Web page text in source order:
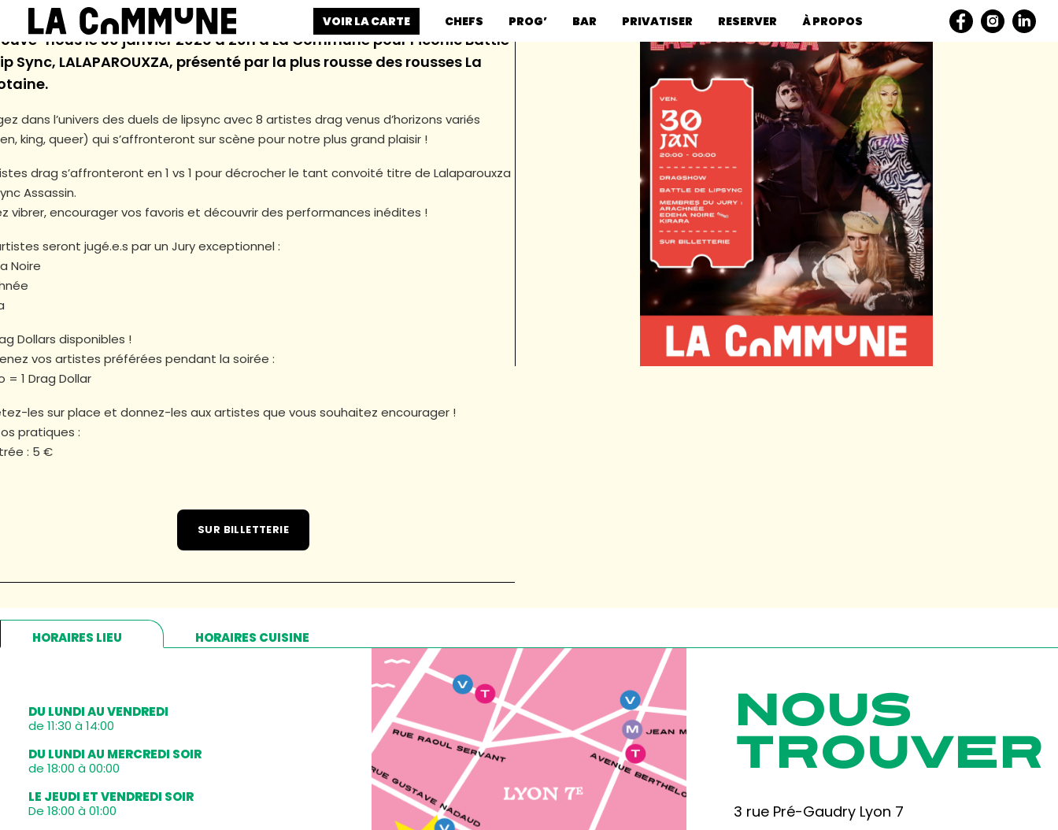
VOIR LA CARTE CHEFS PROG’ BAR PRIVATISER RESERVER À PROPOS
nous le 30 janvier 2026 à 20h à La Commune pour l’iconic Battle
Sync, LALAPAROUXZA, présenté par la plus rousse des rousses La
dans l’univers des duels de lipsync avec 8 artistes drag venus d’horizons variés
king, queer) qui s’affronteront sur scène pour notre plus grand plaisir !
drag s’affronteront en 1 vs 1 pour décrocher le tant convoité titre de Lalaparouxza
Assassin.
vibrer, encourager vos favoris et découvrir des performances inédites !
seront jugé.e.s par un Jury exceptionnel :
Noire
Dollars disponibles !
vos artistes préférées pendant la soirée :
= 1 Drag Dollar
les sur place et donnez-les aux artistes que vous souhaitez encourager !
pratiques :
: 5 €
SUR BILLETTERIE
HORAIRES LIEU HORAIRES CUISINE
DU LUNDI AU VENDREDI
de 11:30 à 14:00
DU LUNDI AU MERCREDI SOIR
de 18:00 à 00:00
LE JEUDI ET VENDREDI SOIR
De 18:00 à 01:00
NOUS
TROUVER
3 rue Pré-Gaudry Lyon 7